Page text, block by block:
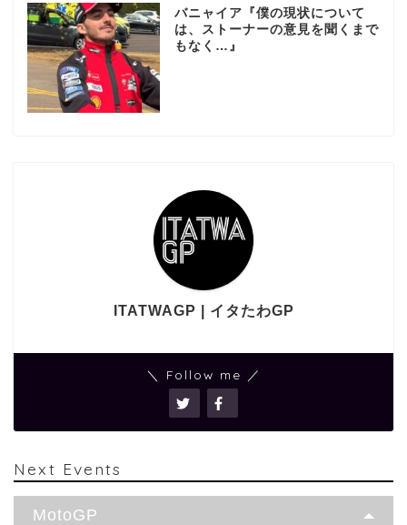
バニャイア『僕の現状について
は、ストーナーの意見を聞くまで
もなく…』
ITATWAGP | イタたわGP
＼ Follow me ／
Next Events
MotoGP